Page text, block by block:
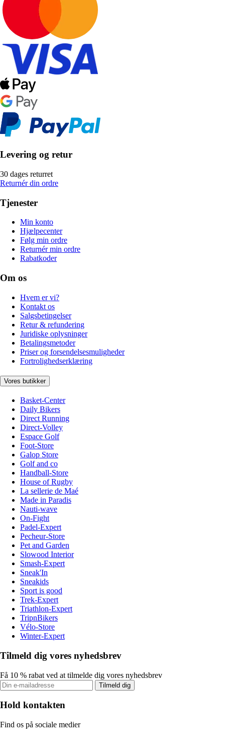
Levering og retur
30 dages returret
Returnér din ordre
Tjenester
Min konto
Hjælpecenter
Følg min ordre
Returnér min ordre
Rabatkoder
Om os
Hvem er vi?
Kontakt os
Salgsbetingelser
Retur & refundering
Juridiske oplysninger
Betalingsmetoder
Priser og forsendelsesmuligheder
Fortrolighedserklæring
Vores butikker
Basket-Center
Daily Bikers
Direct Running
Direct-Volley
Espace Golf
Foot-Store
Galop Store
Golf and co
Handball-Store
House of Rugby
La sellerie de Maé
Made in Paradis
Nauti-wave
On-Fight
Padel-Expert
Pecheur-Store
Pet and Garden
Slowood Interior
Smash-Expert
Sneak'In
Sneakids
Sport is good
Trek-Expert
Triathlon-Expert
TripnBikers
Vélo-Store
Winter-Expert
Tilmeld dig vores nyhedsbrev
Få 10 % rabat ved at tilmelde dig vores nyhedsbrev
Tilmeld dig
Hold kontakten
Find os på sociale medier